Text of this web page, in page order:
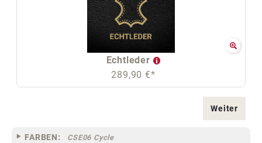
Echtleder
289,90 €*
Weiter
FARBEN: CSE06 Cycle